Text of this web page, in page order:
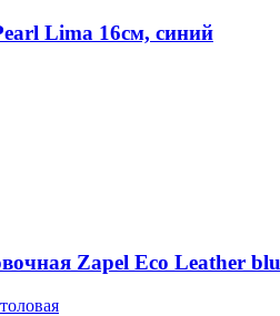
Lima 16см, синий
Zapel Eco Leather